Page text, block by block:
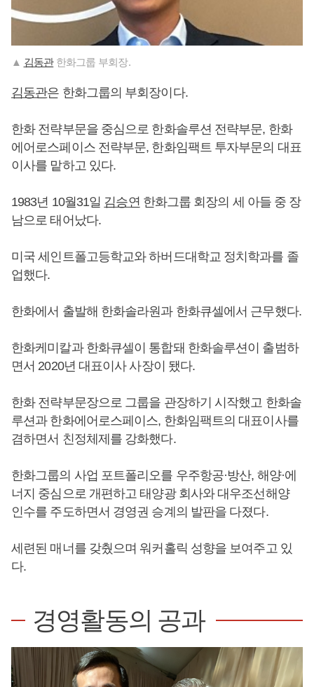
▲ 김동관한화그룹 부회장.
김동관은 한화그룹의 부회장이다.
한화 전략부문을 중심으로 한화솔루션 전략부문, 한화
에어로스페이스 전략부문, 한화임팩트 투자부문의 대표
이사를 맡하고 있다.
1983년 10월31일 김승연 한화그룹 회장의 세 아들 중 장
남으로 태어났다.
미국 세인트폴고등학교와 하버드대학교 정치학과를 졸
업했다.
한화에서 출발해 한화솔라원과 한화큐셀에서 근무했다.
한화케미칼과 한화큐셀이 통합돼 한화솔루션이 출범하
면서 2020년 대표이사 사장이 됐다.
한화 전략부문장으로 그룹을 관장하기 시작했고 한화솔
루션과 한화에어로스페이스, 한화임팩트의 대표이사를
겸하면서 친정체제를 강화했다.
한화그룹의 사업 포트폴리오를 우주항공·방산, 해양·에
너지 중심으로 개편하고 태양광 회사와 대우조선해양
인수를 주도하면서 경영권 승계의 발판을 다졌다.
세련된 매너를 갖췄으며 워커홀릭 성향을 보여주고 있
다.
경영활동의 공과